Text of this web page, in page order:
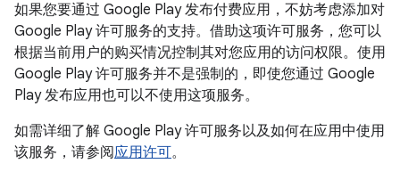
如果您要通过 Google Play 发布付费应用，不妨考虑添加对
Google Play 许可服务的支持。借助这项许可服务，您可以
根据当前用户的购买情况控制其对您应用的访问权限。使用
Google Play 许可服务并不是强制的，即使您通过 Google
Play 发布应用也可以不使用这项服务。
如需详细了解 Google Play 许可服务以及如何在应用中使用
该服务，请参阅应用许可。